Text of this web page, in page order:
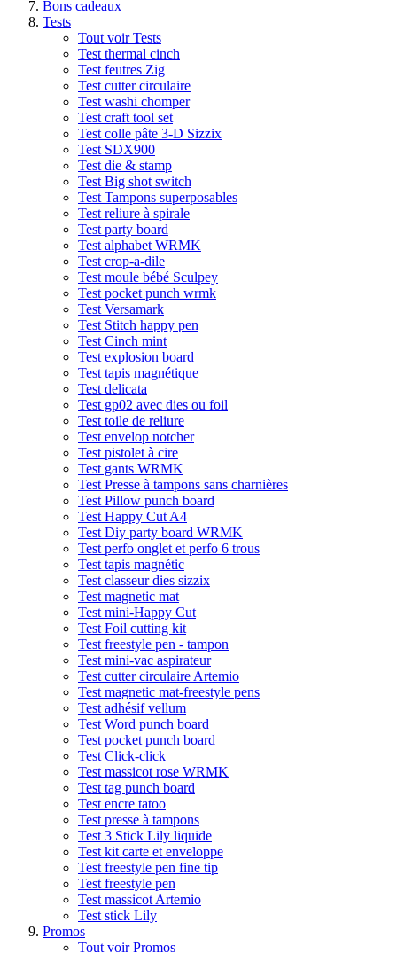
Bons cadeaux
Tests
Tout voir Tests
Test thermal cinch
Test feutres Zig
Test cutter circulaire
Test washi chomper
Test craft tool set
Test colle pâte 3-D Sizzix
Test SDX900
Test die & stamp
Test Big shot switch
Test Tampons superposables
Test reliure à spirale
Test party board
Test alphabet WRMK
Test crop-a-dile
Test moule bébé Sculpey
Test pocket punch wrmk
Test Versamark
Test Stitch happy pen
Test Cinch mint
Test explosion board
Test tapis magnétique
Test delicata
Test gp02 avec dies ou foil
Test toile de reliure
Test envelop notcher
Test pistolet à cire
Test gants WRMK
Test Presse à tampons sans charnières
Test Pillow punch board
Test Happy Cut A4
Test Diy party board WRMK
Test perfo onglet et perfo 6 trous
Test tapis magnétic
Test classeur dies sizzix
Test magnetic mat
Test mini-Happy Cut
Test Foil cutting kit
Test freestyle pen - tampon
Test mini-vac aspirateur
Test cutter circulaire Artemio
Test magnetic mat-freestyle pens
Test adhésif vellum
Test Word punch board
Test pocket punch board
Test Click-click
Test massicot rose WRMK
Test tag punch board
Test encre tatoo
Test presse à tampons
Test 3 Stick Lily liquide
Test kit carte et enveloppe
Test freestyle pen fine tip
Test freestyle pen
Test massicot Artemio
Test stick Lily
Promos
Tout voir Promos